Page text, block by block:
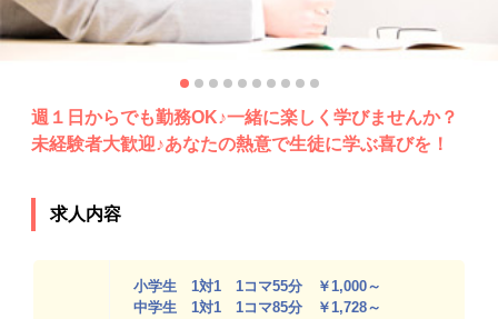
週１日からでも勤務OK♪一緒に楽しく学びませんか？
未経験者大歓迎♪あなたの熱意で生徒に学ぶ喜びを！
求人内容
小学生 1対1 1コマ55分 ￥1,000～
中学生 1対1 1コマ85分 ￥1,728～